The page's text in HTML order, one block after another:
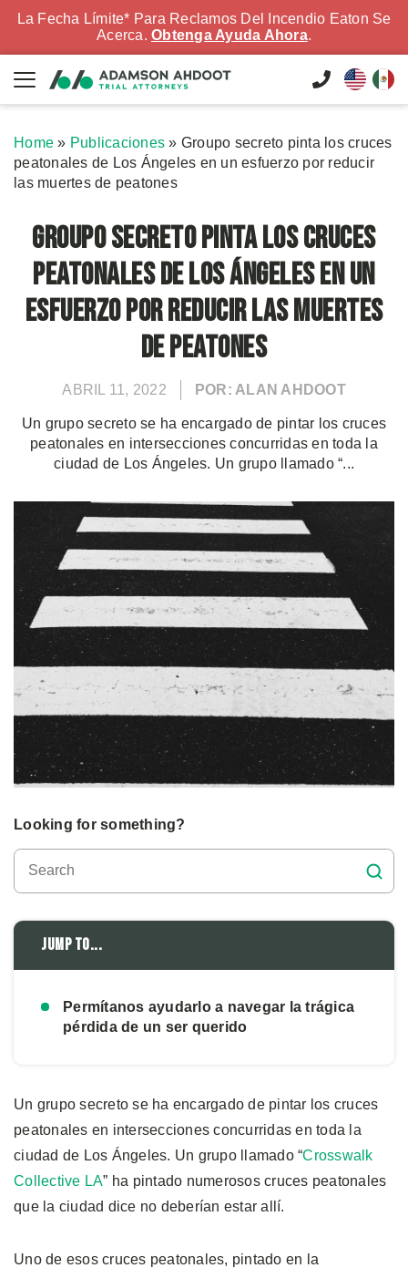
La Fecha Límite* Para Reclamos Del Incendio Eaton Se
Acerca. Obtenga Ayuda Ahora.
Home » Publicaciones » Groupo secreto pinta los cruces
peatonales de Los Ángeles en un esfuerzo por reducir
las muertes de peatones
Groupo secreto pinta los cruces
peatonales de Los Ángeles en un
esfuerzo por reducir las muertes
de peatones
ABRIL 11, 2022 POR: ALAN AHDOOT
Un grupo secreto se ha encargado de pintar los cruces
peatonales en intersecciones concurridas en toda la
ciudad de Los Ángeles. Un grupo llamado “...
Looking for something?
Jump to...
Permítanos ayudarlo a navegar la trágica
pérdida de un ser querido
Un grupo secreto se ha encargado de pintar los cruces
peatonales en intersecciones concurridas en toda la
ciudad de Los Ángeles. Un grupo llamado “Crosswalk
Collective LA” ha pintado numerosos cruces peatonales
que la ciudad dice no deberían estar allí.
Uno de esos cruces peatonales, pintado en la